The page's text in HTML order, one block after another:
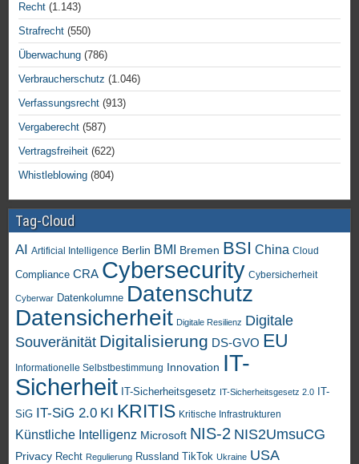
Recht (1.143)
Strafrecht (550)
Überwachung (786)
Verbraucherschutz (1.046)
Verfassungsrecht (913)
Vergaberecht (587)
Vertragsfreiheit (622)
Whistleblowing (804)
Tag-Cloud
AI Artificial Intelligence Berlin BMI Bremen BSI China Cloud
Compliance CRA Cybersecurity Cybersicherheit
Cyberwar Datenkolumne Datenschutz
Datensicherheit Digitale Resilienz Digitale
Souveränität Digitalisierung DS-GVO EU
Informationelle Selbstbestimmung Innovation IT-
Sicherheit IT-Sicherheitsgesetz IT-Sicherheitsgesetz 2.0
IT-
SiG IT-SiG 2.0 KI KRITIS Kritische Infrastrukturen
Künstliche Intelligenz Microsoft NIS-2 NIS2UmsuCG
Privacy Recht Regulierung Russland TikTok Ukraine USA